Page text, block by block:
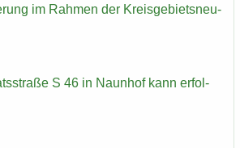
im Rah­men der Kreis­ge­biets­neu­
S 46 in Naun­hof kann er­fol­